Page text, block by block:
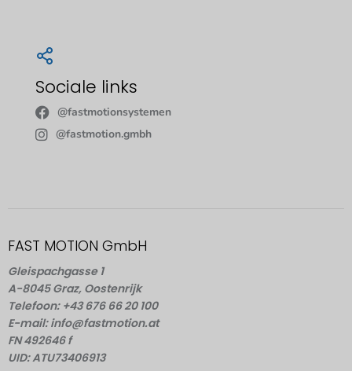
Sociale links
@fastmotionsystemen
@fastmotion.gmbh
FAST MOTION GmbH
Gleispachgasse 1
A-8045 Graz, Oostenrijk
Telefoon: +43 676 66 20 100
E-mail: info@fastmotion.at
FN 492646 f
UID: ATU73406913